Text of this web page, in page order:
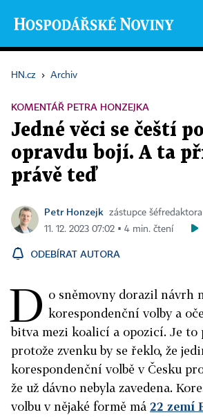
HN.cz › Archiv
KOMENTÁŘ PETRA HONZEJKA
Jedné věci se čeští
opravdu bojí. A ta
právě teď
Petr Honzejk
zástupce
11. 12. 2023 07:02 ▪ 4 min. čtení
ODEBÍRAT AUTORA
D o sněmovny dorazil návrh
korespondenční volby a
bitva mezi koalicí a opozicí. Je to
protože zvenku by se řeklo, že
korespondenční volbě v Česku
že už dávno nebyla zavedena.
volbu v nějaké formě má 22 zemí